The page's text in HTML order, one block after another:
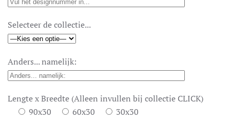
Selecteer de collectie...
Anders... namelijk:
Lengte x Breedte (Alleen invullen bij collectie CLICK)
90x30
60x30 30x30